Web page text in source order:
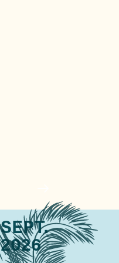
SEPT.
2026